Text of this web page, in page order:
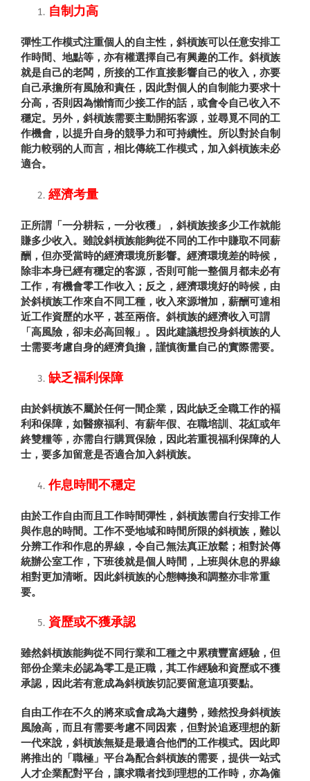
自制力高
彈性工作模式注重個人的自主性，斜槓族可以任意安排工
作時間、地點等，亦有權選擇自己有興趣的工作。斜槓族
就是自己的老闆，所接的工作直接影響自己的收入，亦要
自己承擔所有風險和責任，因此對個人的自制能力要求十
分高，否則因為懶惰而少接工作的話，或會令自己收入不
穩定。另外，斜槓族需要主動開拓客源，並尋覓不同的工
作機會，以提升自身的競爭力和可持續性。所以對於自制
能力較弱的人而言，相比傳統工作模式，加入斜槓族未必
適合。
經濟考量
正所謂「一分耕耘，一分收穫」，斜槓族接多少工作就能
賺多少收入。雖說斜槓族能夠從不同的工作中賺取不同薪
酬，但亦受當時的經濟環境所影響。經濟環境差的時候，
除非本身已經有穩定的客源，否則可能一整個月都未必有
工作，有機會零工作收入；反之，經濟環境好的時候，由
於斜槓族工作來自不同工種，收入來源增加，薪酬可達相
近工作資歷的水平，甚至兩倍。斜槓族的經濟收入可謂
「高風險，卻未必高回報」。因此建議想投身斜槓族的人
士需要考慮自身的經濟負擔，謹慎衡量自己的實際需要。
缺乏褔利保障
由於斜槓族不屬於任何一間企業，因此缺乏全職工作的褔
利和保障，如醫療福利、有薪年假、在職培訓、花紅或年
終雙糧等，亦需自行購買保險，因此若重視福利保障的人
士，要多加留意是否適合加入斜槓族。
作息時間不穩定
由於工作自由而且工作時間彈性，斜槓族需自行安排工作
與作息的時間。工作不受地域和時間所限的斜槓族，難以
分辨工作和作息的界線，令自己無法真正放鬆；相對於傳
統辦公室工作，下班後就是個人時間，上班與休息的界線
相對更加清晰。因此斜槓族的心態轉換和調整亦非常重
要。
資歷或不獲承認
雖然斜槓族能夠從不同行業和工種之中累積豐富經驗，但
部份企業未必認為零工是正職，其工作經驗和資歷或不獲
承認，因此若有意成為斜槓族切記要留意這項要點。
自由工作在不久的將來或會成為大趨勢，雖然投身斜槓族
風險高，而且有需要考慮不同因素，但對於追逐理想的新
一代來說，斜槓族無疑是最適合他們的工作模式。因此即
將推出的「職極」平台為配合斜槓族的需要，提供一站式
人才企業配對平台，讓求職者找到理想的工作時，亦為僱